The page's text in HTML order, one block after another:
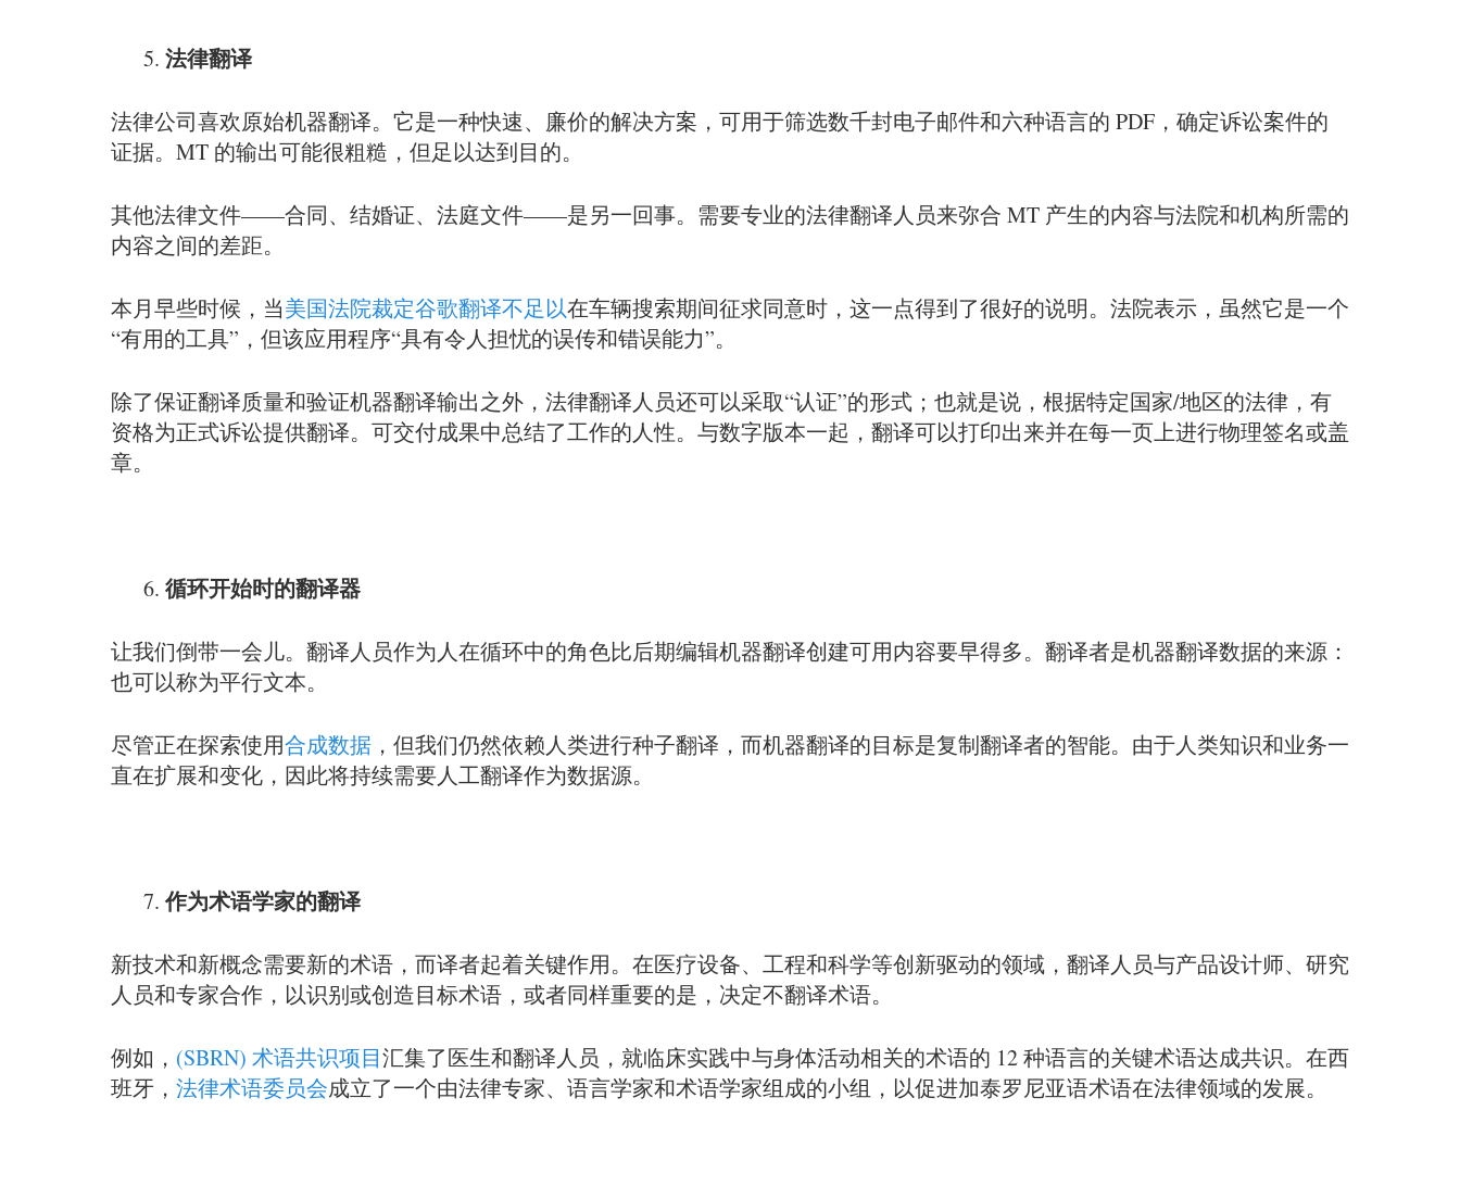
法律翻译
法律公司喜欢原始机器翻译。它是一种快速、廉价的解决方案，可用于筛选数千封电子邮件和六种语言的 PDF，确定诉讼案件的
证据。MT 的输出可能很粗糙，但足以达到目的。
其他法律文件——合同、结婚证、法庭文件——是另一回事。需要专业的法律翻译人员来弥合 MT 产生的内容与法院和机构所需的
内容之间的差距。
本月早些时候，当美国法院裁定谷歌翻译不足以在车辆搜索期间征求同意时，这一点得到了很好的说明。法院表示，虽然它是一个
“有用的工具”，但该应用程序“具有令人担忧的误传和错误能力”。
除了保证翻译质量和验证机器翻译输出之外，法律翻译人员还可以采取“认证”的形式；也就是说，根据特定国家/地区的法律，有
资格为正式诉讼提供翻译。可交付成果中总结了工作的人性。与数字版本一起，翻译可以打印出来并在每一页上进行物理签名或盖
章。
循环开始时的翻译器
让我们倒带一会儿。翻译人员作为人在循环中的角色比后期编辑机器翻译创建可用内容要早得多。翻译者是机器翻译数据的来源：
也可以称为平行文本。
尽管正在探索使用合成数据 ，但我们仍然依赖人类进行种子翻译，而机器翻译的目标是复制翻译者的智能。由于人类知识和业务一
直在扩展和变化，因此将持续需要人工翻译作为数据源。
作为术语学家的翻译
新技术和新概念需要新的术语，而译者起着关键作用。在医疗设备、工程和科学等创新驱动的领域，翻译人员与产品设计师、研究
人员和专家合作，以识别或创造目标术语，或者同样重要的是，决定不翻译术语。
例如， (SBRN) 术语共识项目汇集了医生和翻译人员，就临床实践中与身体活动相关的术语的 12 种语言的关键术语达成共识。在西
班牙， 法律术语委员会成立了一个由法律专家、语言学家和术语学家组成的小组，以促进加泰罗尼亚语术语在法律领域的发展。